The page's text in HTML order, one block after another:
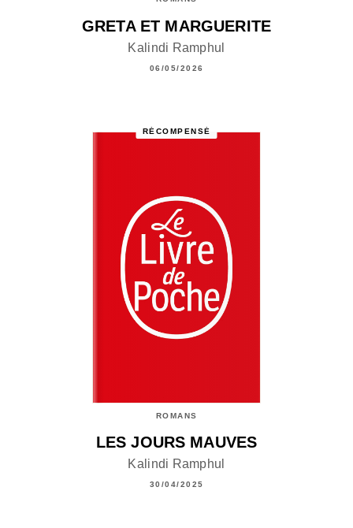
GRETA ET MARGUERITE
Kalindi Ramphul
06/05/2026
RÉCOMPENSÉ
ROMANS
LES JOURS MAUVES
Kalindi Ramphul
30/04/2025